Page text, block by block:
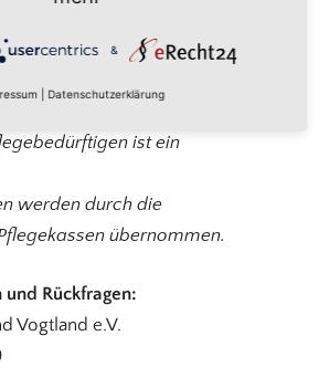
entlasten
ist ein
werden durch die
übernommen.
Rückfragen:
Vogtland e.V.
&
Datenschutzerklärung